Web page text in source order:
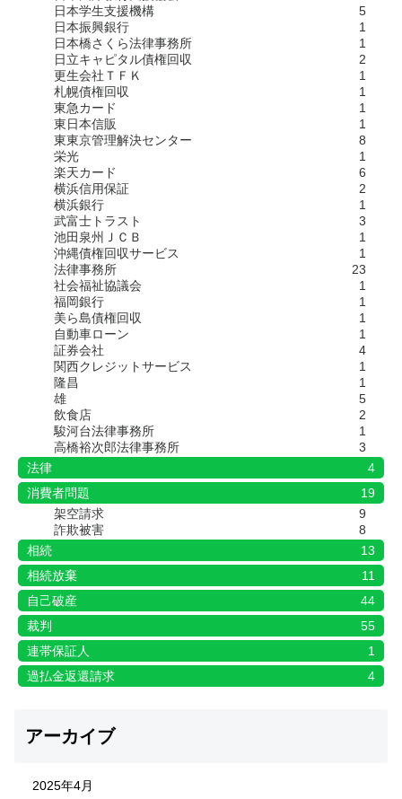
日本学生支援機構
5
日本振興銀行
1
日本橋さくら法律事務所
1
日立キャピタル債権回収
2
更生会社ＴＦＫ
1
札幌債権回収
1
東急カード
1
東日本信販
1
東東京管理解決センター
8
栄光
1
楽天カード
6
横浜信用保証
2
横浜銀行
1
武富士トラスト
3
池田泉州ＪＣＢ
1
沖縄債権回収サービス
1
法律事務所
23
社会福祉協議会
1
福岡銀行
1
美ら島債権回収
1
自動車ローン
1
証券会社
4
関西クレジットサービス
1
隆昌
1
雄
5
飲食店
2
駿河台法律事務所
1
高橋裕次郎法律事務所
3
法律
4
消費者問題
19
架空請求
9
詐欺被害
8
相続
13
相続放棄
11
自己破産
44
裁判
55
連帯保証人
1
過払金返還請求
4
アーカイブ
2025年4月